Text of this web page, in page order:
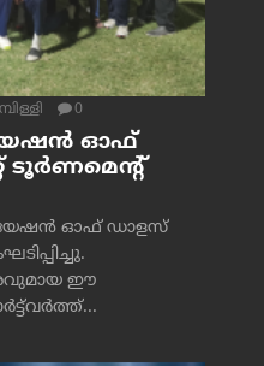
0
ഓഫ്
ടൂർണമെന്റ്
ഓഫ് ഡാളസ്
ഈ